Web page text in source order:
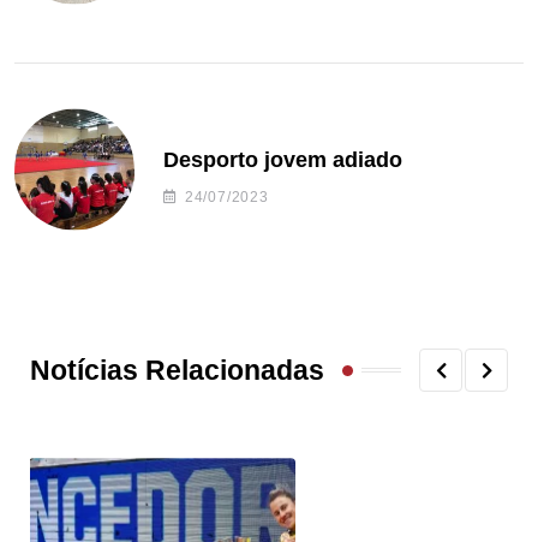
Desporto jovem adiado
24/07/2023
Notícias Relacionadas